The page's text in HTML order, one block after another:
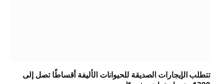
تتطلب الإيجارات الصديقة للحيوانات الأليفة أقساطًا تصل إلى